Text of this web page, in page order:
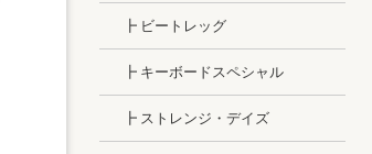
┣ ビートレッグ
┣ キーボードスペシャル
┣ ストレンジ・デイズ